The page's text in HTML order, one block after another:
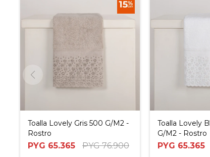
Toalla Lovely Gris 500 G/M2 -
Rostro
PYG 65.365 PYG 76.900
Toalla Lovely
G/M2 - Rostro
PYG 65.365